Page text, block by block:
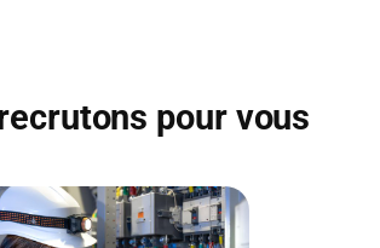
pour vous